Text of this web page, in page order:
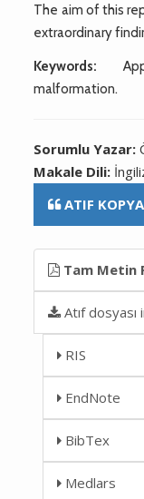
The aim of this
extraordinary
Keywords:
malformation.
Sorumlu Yazar:
Makale Dili:
ATIF
Tam Metin
Atıf dosyası
RIS
EndNote
BibTex
Medlars